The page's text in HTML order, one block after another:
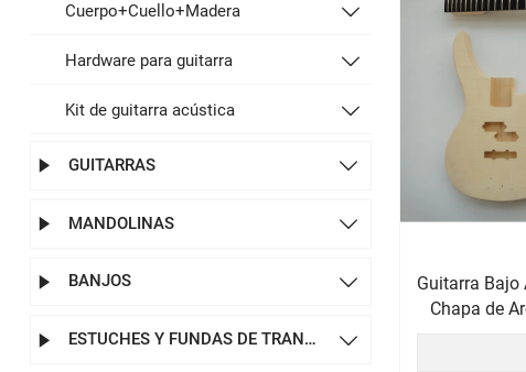
Cuerpo+Cuello+Madera 
Hardware para guitarra 
Kit de guitarra acústica 
 GUITARRAS 
 MANDOLINAS 
 BANJOS 
 ESTUCHES Y FUNDAS DE TRANSPORTE 
Guitarra Bajo
Chapa de